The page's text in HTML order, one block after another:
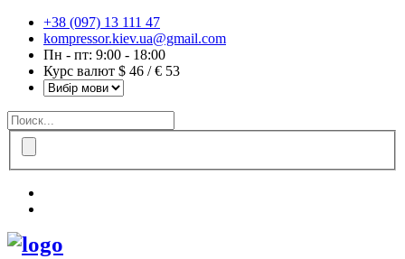
+38 (097) 13 111 47
kompressor.kiev.ua@gmail.com
Пн - пт: 9:00 - 18:00
Курс валют $ 46 / € 53